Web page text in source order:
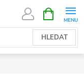
HLEDAT
NÁKUPNÍ
KOŠÍK